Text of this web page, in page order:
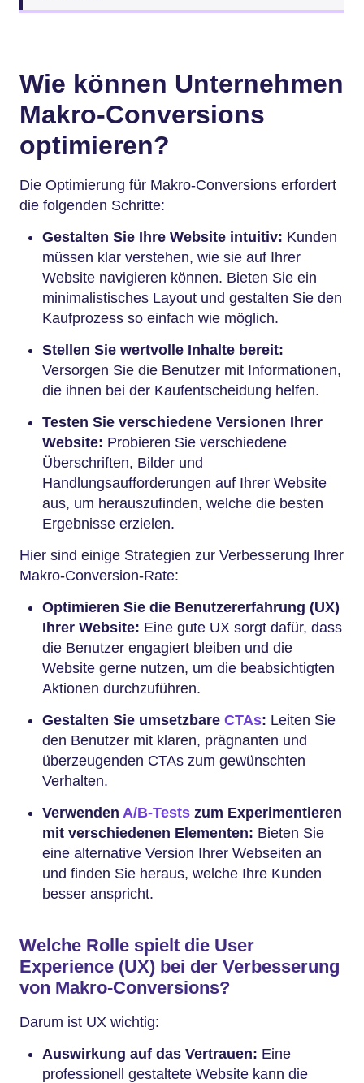
Wie können Unternehmen
Makro-Conversions
optimieren?
Die Optimierung für Makro-Conversions erfordert
die folgenden Schritte:
Gestalten Sie Ihre Website intuitiv: Kunden
müssen klar verstehen, wie sie auf Ihrer
Website navigieren können. Bieten Sie ein
minimalistisches Layout und gestalten Sie den
Kaufprozess so einfach wie möglich.
Stellen Sie wertvolle Inhalte bereit:
Versorgen Sie die Benutzer mit Informationen,
die ihnen bei der Kaufentscheidung helfen.
Testen Sie verschiedene Versionen Ihrer
Website: Probieren Sie verschiedene
Überschriften, Bilder und
Handlungsaufforderungen auf Ihrer Website
aus, um herauszufinden, welche die besten
Ergebnisse erzielen.
Hier sind einige Strategien zur Verbesserung Ihrer
Makro-Conversion-Rate:
Optimieren Sie die Benutzererfahrung (UX)
Ihrer Website: Eine gute UX sorgt dafür, dass
die Benutzer engagiert bleiben und die
Website gerne nutzen, um die beabsichtigten
Aktionen durchzuführen.
Gestalten Sie umsetzbare CTAs: Leiten Sie
den Benutzer mit klaren, prägnanten und
überzeugenden CTAs zum gewünschten
Verhalten.
Verwenden A/B-Tests zum Experimentieren
mit verschiedenen Elementen: Bieten Sie
eine alternative Version Ihrer Webseiten an
und finden Sie heraus, welche Ihre Kunden
besser anspricht.
Welche Rolle spielt die User
Experience (UX) bei der Verbesserung
von Makro-Conversions?
Darum ist UX wichtig:
Auswirkung auf das Vertrauen: Eine
professionell gestaltete Website kann die